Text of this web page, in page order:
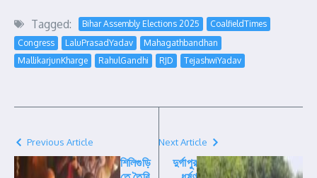
Tagged: Bihar Assembly Elections 2025
CoalfieldTimes
Congress
LaluPrasadYadav
Mahagathbandhan
MallikarjunKharge
RahulGandhi RJD TejashwiYadav
Previous Article
শিলিগুড়ি
Next Article
দুর্গাপুর